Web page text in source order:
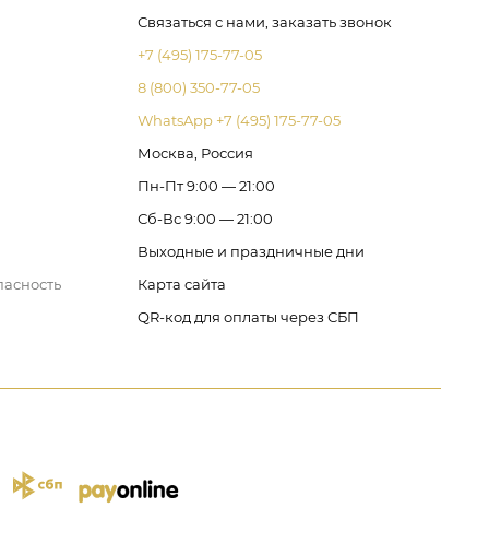
Связаться с нами, заказать звонок
+7 (495) 175-77-05
8 (800) 350-77-05
WhatsApp +7 (495) 175-77-05
Москва, Россия
Пн-Пт 9:00 — 21:00
Сб-Вс 9:00 — 21:00
Выходные и праздничные дни
Карта сайта
QR-код для оплаты через СБП